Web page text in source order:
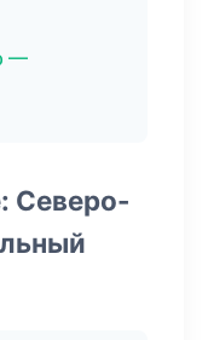
—
Северо-